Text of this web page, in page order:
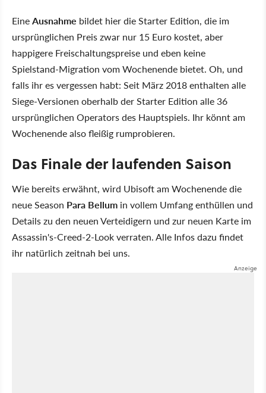
EineAusnahme bildet hier die Starter Edition, die im
ursprünglichen Preis zwar nur 15 Euro kostet, aber
happigere Freischaltungspreise und eben keine
Spielstand-Migration vom Wochenende bietet. Oh, und
falls ihr es vergessen habt: Seit März 2018 enthalten alle
Siege-Versionen oberhalb der Starter Edition alle 36
ursprünglichen Operators des Hauptspiels. Ihr könnt am
Wochenende also fleißig rumprobieren.
Das Finale der laufenden Saison
Wie bereits erwähnt, wird Ubisoft am Wochenende die
neue Season Para Bellum in vollem Umfang enthüllen und
Details zu den neuen Verteidigern und zur neuen Karte im
Assassin's-Creed-2-Look verraten. Alle Infos dazu findet
ihr natürlich zeitnah bei uns.